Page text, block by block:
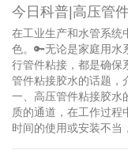
今日科普|高压管
在工业生产和水管系统
色。🔑无论是家庭用水
行管件粘接，都是确保
管件粘接胶水的话题，
一、高压管件粘接胶水
质的通道，在工作过程
时间的使用或安装不当